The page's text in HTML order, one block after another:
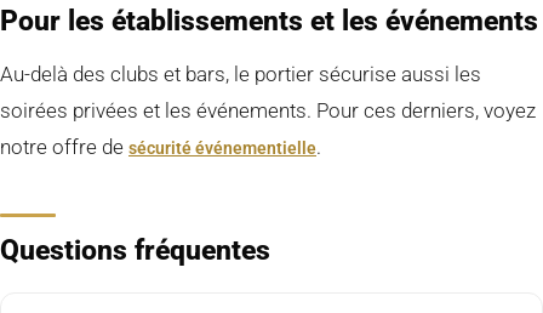
Pour les établissements et les événements
Au-delà des clubs et bars, le portier sécurise aussi les
soirées privées et les événements. Pour ces derniers, voyez
notre offre de sécurité événementielle.
Questions fréquentes